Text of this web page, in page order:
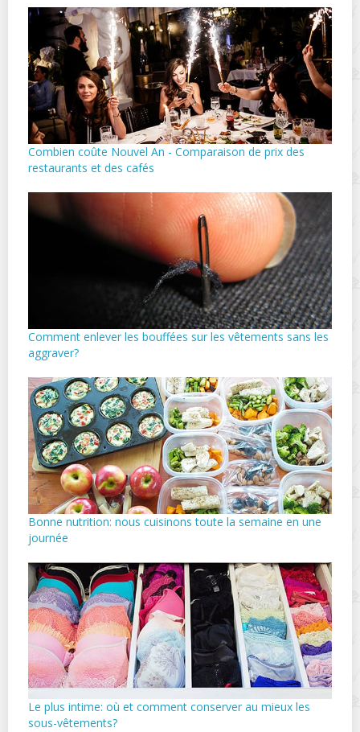
Combien coûte Nouvel An - Comparaison de prix des
restaurants et des cafés
Comment enlever les bouffées sur les vêtements sans les
aggraver?
Bonne nutrition: nous cuisinons toute la semaine en une
journée
Le plus intime: où et comment conserver au mieux les
sous-vêtements?